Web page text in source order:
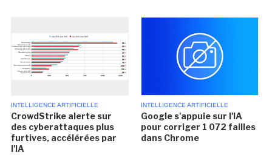
INTELLIGENCE ARTIFICIELLE
CrowdStrike alerte sur
des cyberattaques plus
furtives, accélérées par
l'IA
INTELLIGENCE ARTIFICIELLE
Google s'appuie sur l'IA
pour corriger 1 072 failles
dans Chrome